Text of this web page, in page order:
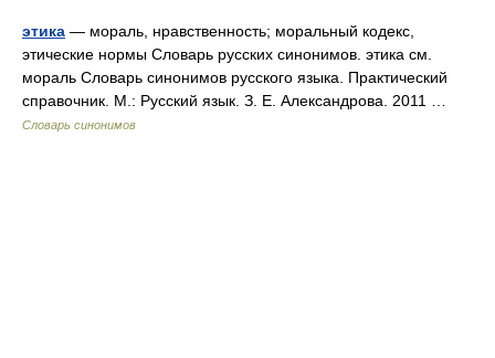
этика — мораль, нравственность; моральный кодекс,
этические нормы Словарь русских синонимов. этика см.
мораль Словарь синонимов русского языка. Практический
справочник. М.: Русский язык. З. Е. Александрова. 2011 …
Словарь синонимов